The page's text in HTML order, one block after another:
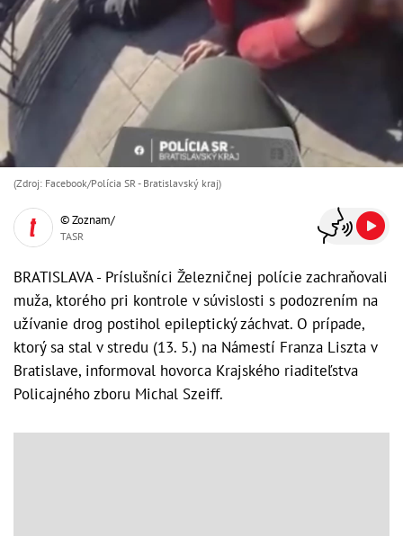
(Zdroj: Facebook/Polícia SR - Bratislavský kraj )
© Zoznam/
TASR
BRATISLAVA - Príslušníci Železničnej polície zachraňovali
muža, ktorého pri kontrole v súvislosti s podozrením na
užívanie drog postihol epileptický záchvat. O prípade,
ktorý sa stal v stredu (13. 5.) na Námestí Franza Liszta v
Bratislave, informoval hovorca Krajského riaditeľstva
Policajného zboru Michal Szeiff.